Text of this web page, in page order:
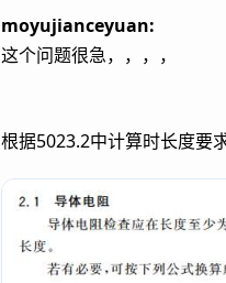
moyujianceyuan:
这个问题很急，，，，
根据5023.2中计算时长度要